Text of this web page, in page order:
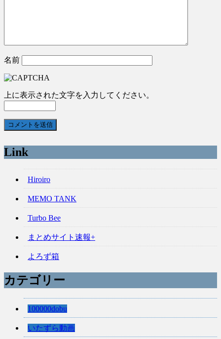
名前
上に表示された文字を入力してください。
Link
Hiroiro
MEMO TANK
Turbo Bee
まとめサイト速報+
よろず箱
カテゴリー
100000dobu
いたずら動画